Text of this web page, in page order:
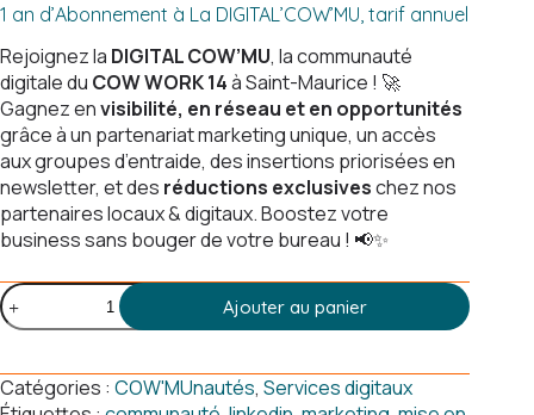
initial
était :
168,00 €.
actuel
est :
140,00 €.
1 an d’Abonnement à La DIGITAL’COW’MU, tarif annuel
Rejoignez la DIGITAL COW’MU, la communauté
digitale du COW WORK 14à Saint-Maurice ! 🚀
Gagnez envisibilité, en réseau et en opportunités
grâce à un partenariat marketing unique, un accès
aux groupes d’entraide, des insertions priorisées en
newsletter, et des réductions exclusiveschez nos
partenaires locaux & digitaux. Boostez votre
business sans bouger de votre bureau ! 📢✨
quantité
de
COW'MU
–
Ajouter au panier
Catégories : COW'MUnautés, Services digitaux